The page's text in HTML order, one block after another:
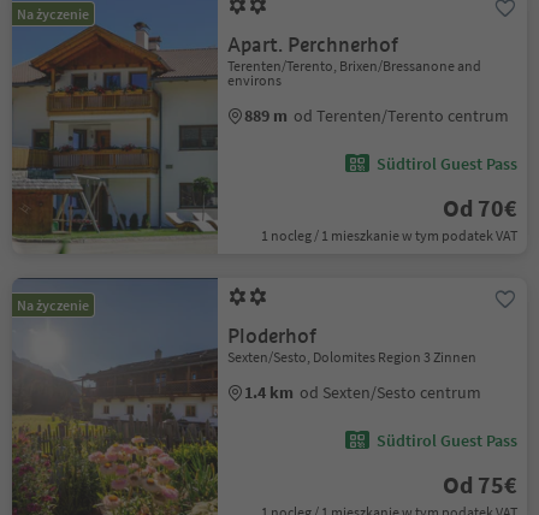
Na życzenie
Apart. Perchnerhof
Terenten/Terento, Brixen/Bressanone and
environs
889 m od Terenten/Terento centrum
Südtirol Guest Pass
Od 70€
1 nocleg / 1 mieszkanie w tym podatek VAT
Na życzenie
Ploderhof
Sexten/Sesto, Dolomites Region 3 Zinnen
1.4 km od Sexten/Sesto centrum
Südtirol Guest Pass
Od 75€